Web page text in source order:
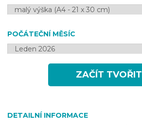
DETAILNÍ INFORMACE
POČÁTEČNÍ MĚSÍC
ZAČÍT TVOŘIT